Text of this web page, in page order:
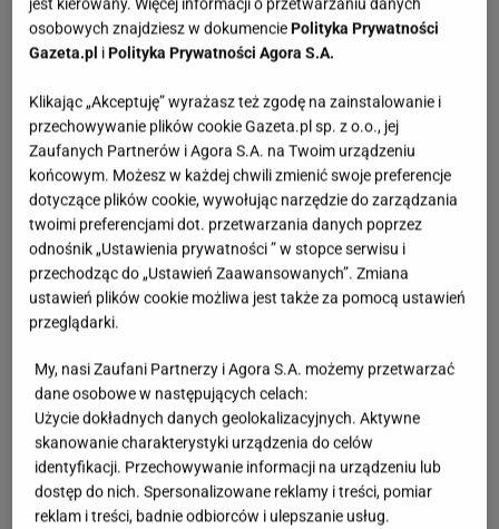
Marta Grycan
ojciec był właścicielem marki lodowej Zielona Budka,
a następnie lodów Grycan. Gdy tylko udało jej się
przebić na ścianki, nabrała chętki na wielką karierę.
Pojawiała się na branżowych imprezach, gdzie
zakolegowała się m.in. z Dawidem Wolińskim, Dodą
i Tomaszem Jacykowem. Otworzyła swoją
cukiernię, wydałatrzyksiążki kucharskie i
współprowadziła program telewizyjny u boku
Gąsowskiego.
jest kierowany. Więcej informacji o przetwarzaniu danych
osobowych znajdziesz w dokumencie Polityka Prywatności
Gazeta.pl i Polityka Prywatności Agora S.A.
Klikając „Akceptuję” wyrażasz też zgodę na zainstalowanie i
przechowywanie plików cookie Gazeta.pl sp. z o.o., jej
Zaufanych Partnerów i Agora S.A. na Twoim urządzeniu
końcowym. Możesz w każdej chwili zmienić swoje preferencje
dotyczące plików cookie, wywołując narzędzie do zarządzania
twoimi preferencjami dot. przetwarzania danych poprzez
odnośnik „Ustawienia prywatności ” w stopce serwisu i
przechodząc do „Ustawień Zaawansowanych”. Zmiana
ustawień plików cookie możliwa jest także za pomocą ustawień
przeglądarki.
My, nasi Zaufani Partnerzy i Agora S.A. możemy przetwarzać
dane osobowe w następujących celach:
Użycie dokładnych danych geolokalizacyjnych. Aktywne
skanowanie charakterystyki urządzenia do celów
identyfikacji. Przechowywanie informacji na urządzeniu lub
dostęp do nich. Spersonalizowane reklamy i treści, pomiar
reklam i treści, badnie odbiorców i ulepszanie usług.